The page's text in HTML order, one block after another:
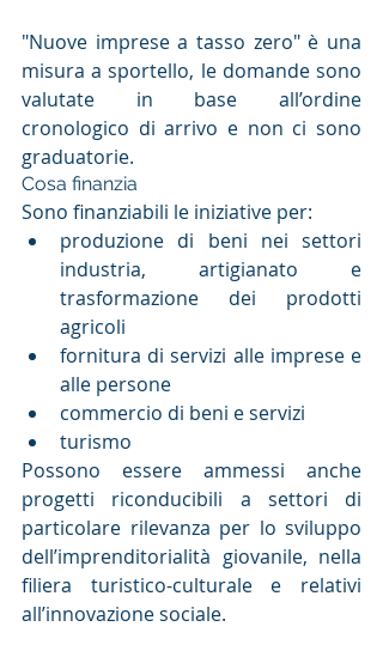
"Nuove imprese a tasso zero" è una
misura a sportello, le domande sono
valutate in base all’ordine
cronologico di arrivo e non ci sono
graduatorie.
Cosa finanzia
Sono finanziabili le iniziative per:
produzione di beni nei settori
industria, artigianato e
trasformazione dei prodotti
agricoli
fornitura di servizi alle imprese e
alle persone
commercio di beni e servizi
turismo
Possono essere ammessi anche
progetti riconducibili a settori di
particolare rilevanza per lo sviluppo
dell’imprenditorialità giovanile, nella
filiera turistico-culturale e relativi
all’innovazione sociale.